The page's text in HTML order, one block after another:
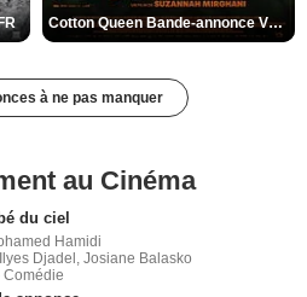
Cotton Queen Bande-annonce VO STFR
à ne pas manquer
au Cinéma
du ciel
Hamidi
Djadel, Josiane Balasko
Comédie